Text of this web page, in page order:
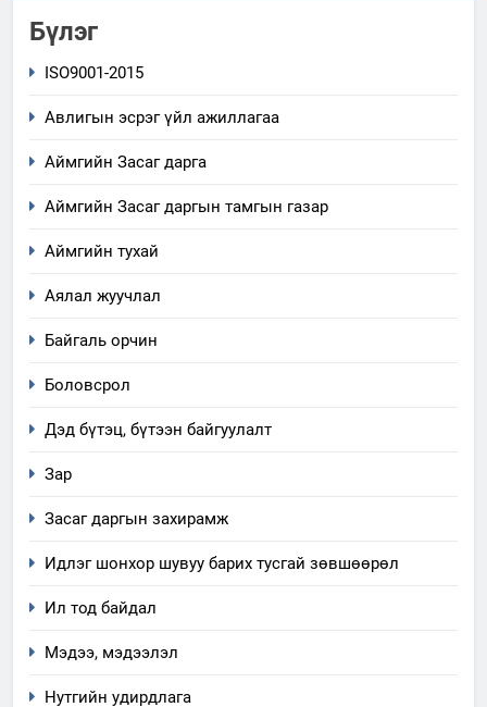
Бүлэг
ISO9001-2015
Авлигын эсрэг үйл ажиллагаа
Аймгийн Засаг дарга
Аймгийн Засаг даргын тамгын газар
Аймгийн тухай
Аялал жуучлал
Байгаль орчин
Боловсрол
Дэд бүтэц, бүтээн байгуулалт
Зар
Засаг даргын захирамж
Идлэг шонхор шувуу барих тусгай зөвшөөрөл
Ил тод байдал
Мэдээ, мэдээлэл
Нутгийн удирдлага